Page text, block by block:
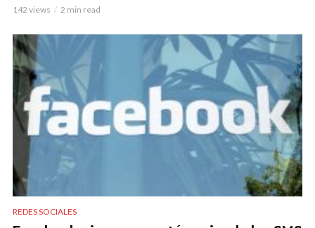
142 views 2 min read
REDES SOCIALES